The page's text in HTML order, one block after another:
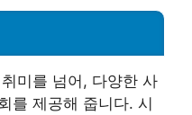
미를 넘어, 다양한 사
를 제공해 줍니다. 시